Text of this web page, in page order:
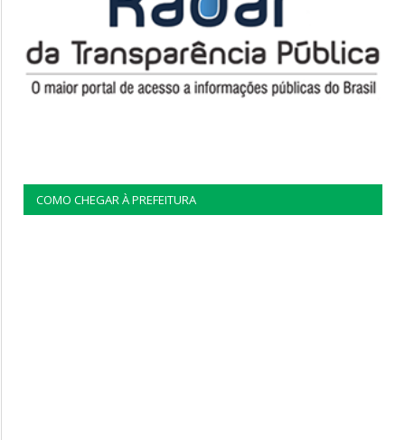
COMO CHEGAR À PREFEITURA